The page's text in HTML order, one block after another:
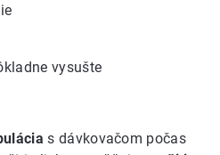
vysušte
s dávkovačom počas